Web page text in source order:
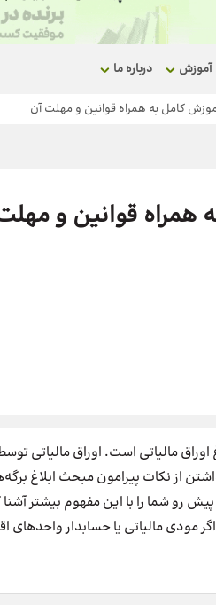
آموزش درباره ما
آموزش کامل به همراه قوانین و مهلت آن
همراه قوانین و
مالیاتی است. اوراق مالیاتی
از نکات پیرامون مبحث ابلاغ
رو شما را با این مفهوم بیشتر
مودی مالیاتی یا حسابدار